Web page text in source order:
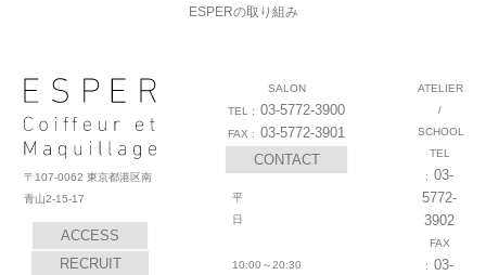
ESPERの取り組み
〒107-0062 東京都港区南
青山2-15-17
ACCESS
RECRUIT
SALON
03-5772-3900
03-5772-3901
CONTACT
平
日
10:00～20:30
ATELIER
/
SCHOOL
03-
5772-
3902
03-